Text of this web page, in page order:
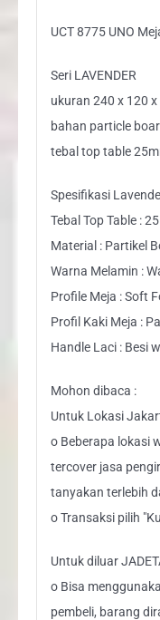
UCT 8775 UNO
Seri LAVENDER
ukuran 240 x 120 x
bahan particle
tebal top table
Spesifikasi
Tebal Top Table :
Material : Partikel
Warna Melamin :
Profile Meja : Soft
Profil Kaki Meja :
Handle Laci : Besi
Mohon dibaca :
Untuk Lokasi
o Beberapa lokasi
tercover jasa
tanyakan terlebih
o Transaksi pilih
Untuk diluar
o Bisa
pembeli, barang